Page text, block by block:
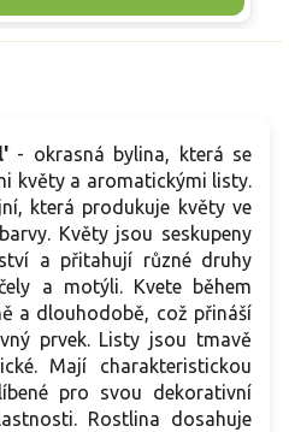
stonky. Listy jsou středně
a vhodný k řezu. V
levandulí i růžemi.
- okrasná bylina, která se
květy a aromatickými listy.
která produkuje květy ve
Květy jsou seskupeny
a přitahují různé druhy
a motýli. Kvete během
a dlouhodobě, což přináší
prvek. Listy jsou tmavě
Mají charakteristickou
pro svou dekorativní
Rostlina dosahuje